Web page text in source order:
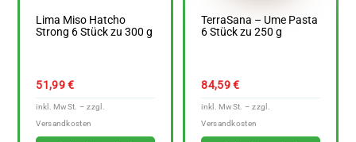
Lima Miso Hatcho
Strong 6 Stück zu 300 g
51,99€
TerraSana – Ume Pasta
6 Stück zu 250 g
84,59€